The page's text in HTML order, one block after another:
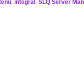
,intégral ,SLQ Server